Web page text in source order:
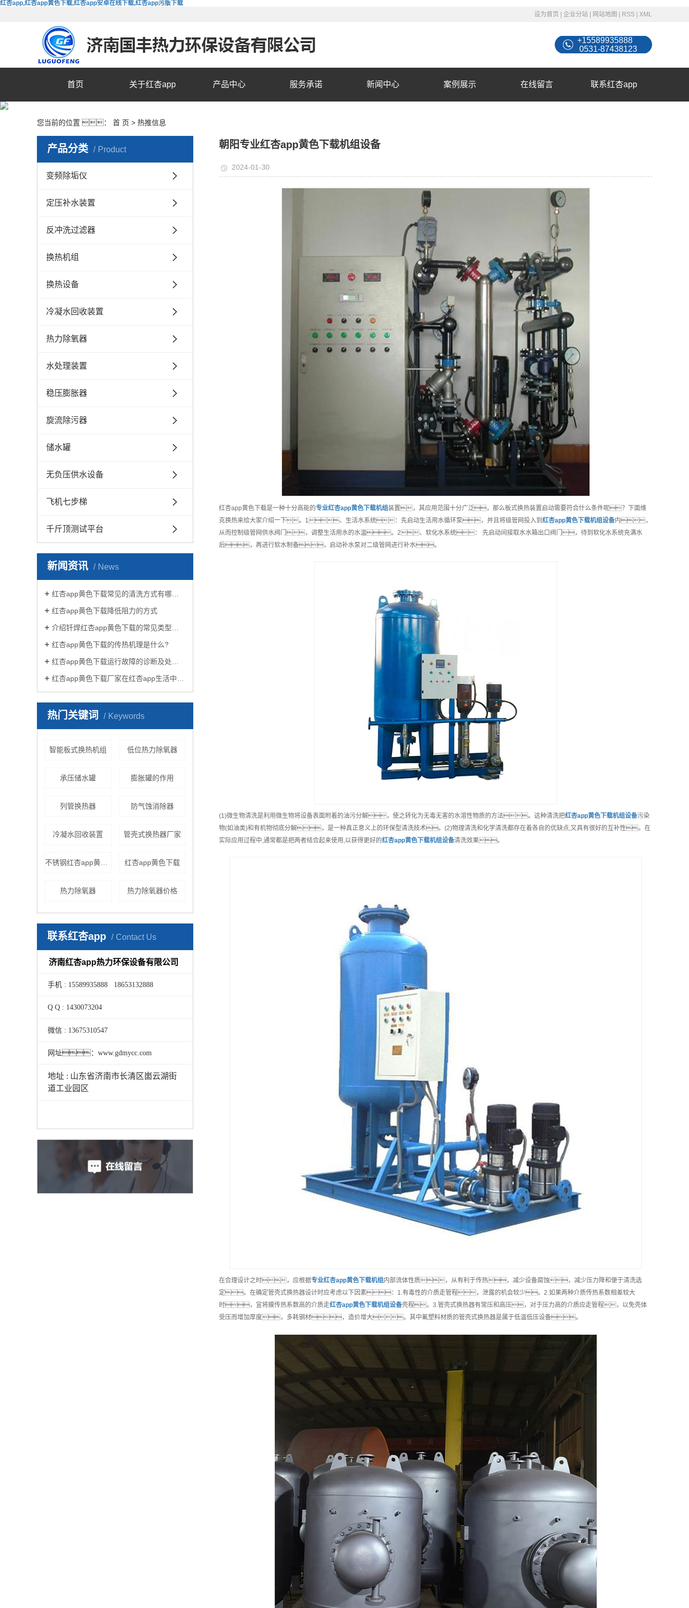
红杏app,红杏app黄色下载,红杏app安卓在线下载,红杏app污版下载
设为首页
企业分站 网站地图 RSS XML
+15589935888
0531-87438123
首页 关于红杏app 产品中心 服务承诺 新闻中心 案例展示 在线留言 联系红杏app
您当前的位置 ： 首 页 > 热推信息
产品分类 Product
变频除垢仪
定压补水装置
反冲洗过滤器
换热机组
换热设备
冷凝水回收装置
热力除氧器
水处理装置
稳压膨胀器
旋流除污器
储水罐
无负压供水设备
飞机七步梯
千斤顶测试平台
新闻资讯 News
红杏app黄色下载常见的清洗方式有哪些？
红杏app黄色下载降低阻力的方式
介绍钎焊红杏app黄色下载的常见类型有哪些
红杏app黄色下载的传热机理是什么?
红杏app黄色下载运行故障的诊断及处理方法
红杏app黄色下载厂家在红杏app生活中有哪些作用？
热门关键词 Keywords
智能板式换热机组 低位热力除氧器
承压储水罐 膨胀罐的作用
列管换热器 防气蚀消除器
冷凝水回收装置 管壳式换热器厂家
红杏app黄色下载
热力除氧器 热力除氧器价格
联系红杏app Contact Us
济南红杏app热力环保设备有限公司
手机 : 15589935888 18653132888
Q Q : 1430073204
微信 : 13675310547
网址：www.gdmycc.com
地址 : 山东省济南市长清区崮云湖街
道工业园区
朝阳专业红杏app黄色下载机组设备
2024-01-30
红杏app黄色下载是一种十分高能的专业红杏app黄色下载机组装置，其应用范围十分广泛，那么板式换热装置启动需要符合什么条件呢？下面维
克换热来给大家介绍一下。1、生活水系统：先启动生活用水循环泵，并且将级管网投入到 红杏app黄色下载机组设备内，
从而控制级管网供水阀门，调整生活用水的水温。2、软化水系统： 先启动间接取水水箱出口阀门，待到软化水系统充满水
后，再进行软水制备，启动补水泵对二级管网进行补水。
(1)微生物清洗是利用微生物将设备表面附着的油污分解，使之转化为无毒无害的水溶性物质的方法。这种清洗把红杏app黄色下载机组设备污染
物(如油类)和有机物彻底分解，是一种真正意义上的环保型清洗技术。(2)物理清洗和化学清洗都存在着各自的优缺点,又具有很好的互补性。在
实际应用过程中,通常都是把两者结合起来使用,以获得更好的红杏app黄色下载机组设备清洗效果。
在合理设计之时，应根据专业红杏app黄色下载机组内部流体性质，从有利于传热，减少设备腐蚀，减少压力降和便于清洗选
定。在确定管壳式换热器设计时应考虑以下因素：1.有毒性的介质走管程，泄露的机会较少。2.如果两种介质传热系数相差较大
时，宜将膜传热系数高的介质走红杏app黄色下载机组设备壳程。3.管壳式换热器有常压和高压，对于压力高的介质应走管程，以免壳体
受压而增加厚度，多耗钢材，造价增大。其中氟塑料材质的管壳式换热器是属于低温低压设备。